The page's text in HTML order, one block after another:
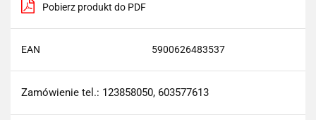
Pobierz produkt do PDF
EAN 5900626483537
Zamówienie tel.: 123858050, 603577613